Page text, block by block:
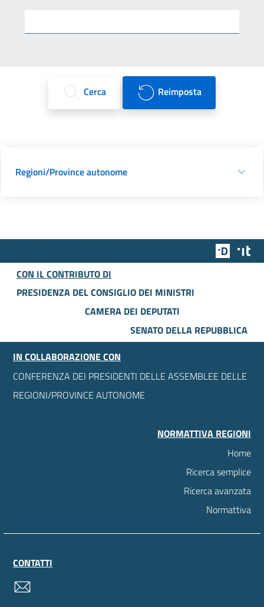
Cerca Reimposta
Regioni/Province autonome
Team
CON IL CONTRIBUTO DI
PRESIDENZA DEL CONSIGLIO DEI MINISTRI
CAMERA DEI DEPUTATI
SENATO DELLA REPUBBLICA
IN COLLABORAZIONE CON
CONFERENZA DEI PRESIDENTI DELLE ASSEMBLEE DELLE
REGIONI/PROVINCE AUTONOME
NORMATTIVA REGIONI
Home
Ricerca semplice
Ricerca avanzata
Normattiva
CONTATTI